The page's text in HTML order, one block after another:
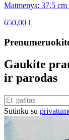
Matmenys: 37,5
650,00 €
Gaukite
ir parodas
Sutinku su